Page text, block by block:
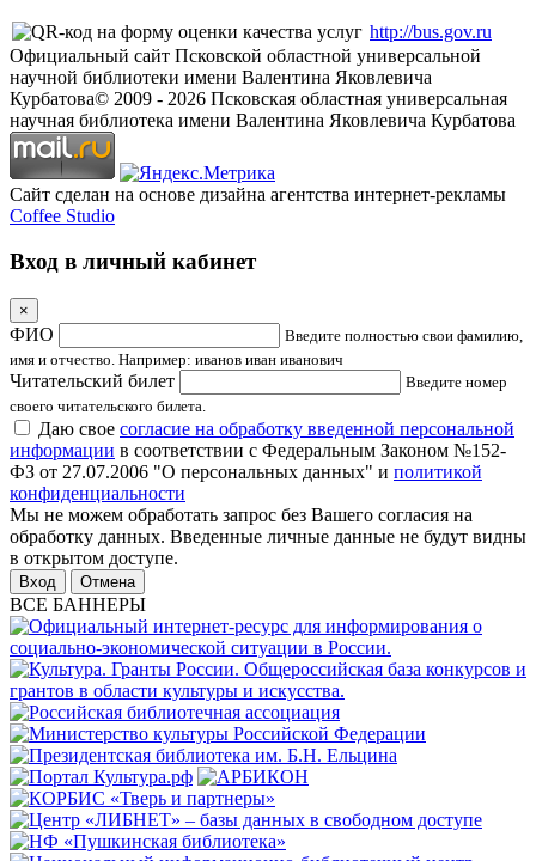
http://bus.gov.ru
Официальный сайт Псковской областной универсальной
научной библиотеки имени Валентина Яковлевича
Курбатова© 2009 - 2026 Псковская областная универсальная
научная библиотека имени Валентина Яковлевича Курбатова
Сайт сделан на основе дизайна агентства интернет-рекламы
Coffee Studio
Вход в личный кабинет
×
ФИО
Введите полностью свои фамилию,
имя и отчество. Например: иванов иван иванович
Читательский билет
Введите номер
своего читательского билета.
Даю свое согласие на обработку введенной персональной
информации в соответствии с Федеральным Законом №152-
ФЗ от 27.07.2006 "О персональных данных" и политикой
конфиденциальности
Мы не можем обработать запрос без Вашего согласия на
обработку данных. Введенные личные данные не будут видны
в открытом доступе.
Отмена
ВСЕ БАННЕРЫ